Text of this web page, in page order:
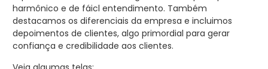
harmônico e de fáicl entendimento. Também
destacamos os diferenciais da empresa e incluimos
depoimentos de clientes, algo primordial para gerar
confiança e credibilidade aos clientes.